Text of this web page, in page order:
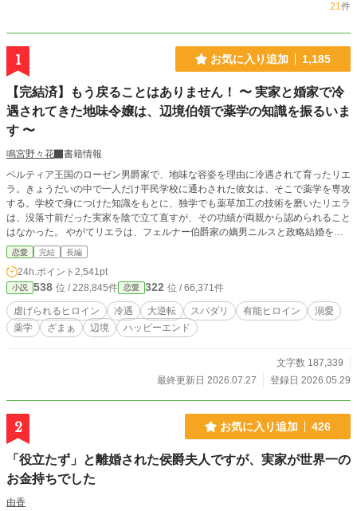
21件
1 お気に入り追加 1,185
【完結済】もう戻ることはありません！ 〜 実家と婚家で冷
遇されてきた地味令嬢は、辺境伯領で薬学の知識を振るいま
す 〜
鳴宮野々花
書籍情報
ベルティア王国のローゼン男爵家で、地味な容姿を理由に冷遇されて育ったリエ
ラ。きょうだいの中で一人だけ平民学校に通わされた彼女は、そこで薬学を専攻
する。学校で身につけた知識をもとに、独学でも薬草加工の技術を磨いたリエラ
は、没落寸前だった実家を陰で立て直すが、その功績が両親から認められること
はなかった。 やがてリエラは、フェルナー伯爵家の嫡男ニルスと政略結婚をさ
せられる。 しかし軍務を理由に長く屋敷に不在だったニルスは、形式的な結婚
式だけを済ませると、またすぐに戦地へと戻ってしまう。 夫不在の伯爵家で、
リエラは義父母から使用人同然の扱いを受けながら暮らすこととなった。 それ
からおよそ一年後、ようやく帰還したニルスは、なぜかリエラの妹であるマチル
ダを伴っていた。そして「俺はマチルダと結婚する。地味で可愛げのない妻はい
らない」と、リエラに一方的に離縁を言い渡す。 行き場を失ったリエラは、悪
名高い辺境伯、レオンハルト・リングレンのもとへ嫁がされることに。 けれど
初めて夫から対等に扱われるようになったリエラは、薬学の知識を振るい、リン
グレン辺境伯領をさらなる繁栄へと導いていく。 一方、彼女を失った実家のロ
の作品です。温かい目で見ていただけると嬉しいです。 ※毎度のことで申しわ
けないのですが、終わらないので長編に切り替えます…。すみません。 ※こち
らの作品は小説家になろう、カクヨムにも投稿しています。
恋愛 完結 長編
24h.ポイント 2,541pt
小説 538 位 / 228,845件 恋愛 322 位 / 66,371件
虐げられるヒロイン 冷遇 大逆転 スパダリ 有能ヒロイン
溺愛
薬学
ざまぁ 辺境 ハッピーエンド
文字数 187,339
最終更新日 2026.07.27
登録日 2026.05.29
2 お気に入り追加 426
「役立たず」と離婚された侯爵夫人ですが、実家が世界一の
お金持ちでした
由香